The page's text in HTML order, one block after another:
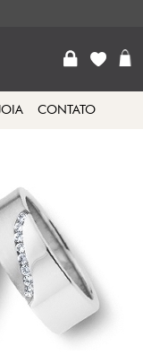
CONTATO